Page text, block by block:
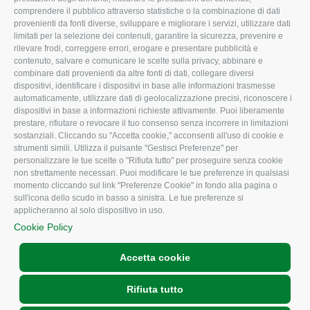
comprendere il pubblico attraverso statistiche o la combinazione di dati
provenienti da fonti diverse, sviluppare e migliorare i servizi, utilizzare dati
limitati per la selezione dei contenuti, garantire la sicurezza, prevenire e
rilevare frodi, correggere errori, erogare e presentare pubblicità e
contenuto, salvare e comunicare le scelte sulla privacy, abbinare e
combinare dati provenienti da altre fonti di dati, collegare diversi
dispositivi, identificare i dispositivi in base alle informazioni trasmesse
automaticamente, utilizzare dati di geolocalizzazione precisi, riconoscere i
dispositivi in base a informazioni richieste attivamente. Puoi liberamente
prestare, rifiutare o revocare il tuo consenso senza incorrere in limitazioni
sostanziali. Cliccando su "Accetta cookie," acconsenti all'uso di cookie e
strumenti simili. Utilizza il pulsante "Gestisci Preferenze" per
personalizzare le tue scelte o "Rifiuta tutto" per proseguire senza cookie
non strettamente necessari. Puoi modificare le tue preferenze in qualsiasi
momento cliccando sul link "Preferenze Cookie" in fondo alla pagina o
sull'icona dello scudo in basso a sinistra. Le tue preferenze si
applicheranno al solo dispositivo in uso.
Cookie Policy
Accetta cookie
Rifiuta tutto
Uffici della Sede
provinciale
Le Sedi di Zona
Agricoltori S.r.l.
Whistleblowing
Confagricoltura Rovigo e
Agricoltori srl
Associazione
CONFAGRICOLTURA
ATTIVA
Notizie in evidenza
Eventi
Comunicati Stampa
Video
Iscrizione Newsletter
Newsletter